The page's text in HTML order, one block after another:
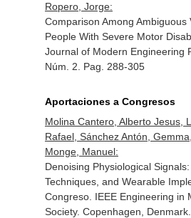
Ropero, Jorge:
Comparison Among
People With Severe Motor
Journal of Modern Engineering
Núm. 2. Pag. 288-305
Aportaciones a Congresos
Molina Cantero, Alberto Jesus,
Rafael, Sánchez Antón,
Monge, Manuel:
Denoising Physiological Signals:
Techniques, and Wearable
Congreso. IEEE Engineering in
Society. Copenhagen,